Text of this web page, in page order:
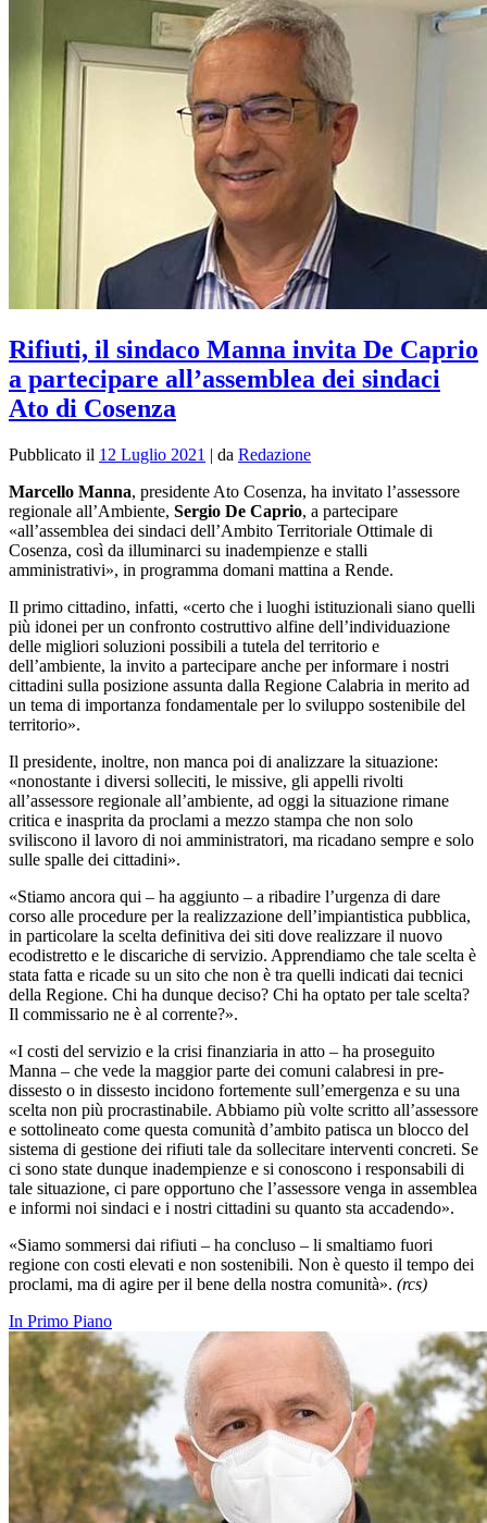
Rifiuti, il sindaco Manna invita De Caprio
a partecipare all’assemblea dei sindaci
Ato di Cosenza
Pubblicato il 12 Luglio 2021 | da Redazione
Marcello Manna, presidente Ato Cosenza, ha invitato l’assessore
regionale all’Ambiente, Sergio De Caprio, a partecipare
«all’assemblea dei sindaci dell’Ambito Territoriale Ottimale di
Cosenza, così da illuminarci su inadempienze e stalli
amministrativi», in programma domani mattina a Rende.
Il primo cittadino, infatti, «certo che i luoghi istituzionali siano quelli
più idonei per un confronto costruttivo alfine dell’individuazione
delle migliori soluzioni possibili a tutela del territorio e
dell’ambiente, la invito a partecipare anche per informare i nostri
cittadini sulla posizione assunta dalla Regione Calabria in merito ad
un tema di importanza fondamentale per lo sviluppo sostenibile del
territorio».
Il presidente, inoltre, non manca poi di analizzare la situazione:
«nonostante i diversi solleciti, le missive, gli appelli rivolti
all’assessore regionale all’ambiente, ad oggi la situazione rimane
critica e inasprita da proclami a mezzo stampa che non solo
sviliscono il lavoro di noi amministratori, ma ricadano sempre e solo
sulle spalle dei cittadini».
«Stiamo ancora qui – ha aggiunto – a ribadire l’urgenza di dare
corso alle procedure per la realizzazione dell’impiantistica pubblica,
in particolare la scelta definitiva dei siti dove realizzare il nuovo
ecodistretto e le discariche di servizio. Apprendiamo che tale scelta è
stata fatta e ricade su un sito che non è tra quelli indicati dai tecnici
della Regione. Chi ha dunque deciso? Chi ha optato per tale scelta?
Il commissario ne è al corrente?».
«I costi del servizio e la crisi finanziaria in atto – ha proseguito
Manna – che vede la maggior parte dei comuni calabresi in pre-
dissesto o in dissesto incidono fortemente sull’emergenza e su una
scelta non più procrastinabile. Abbiamo più volte scritto all’assessore
e sottolineato come questa comunità d’ambito patisca un blocco del
sistema di gestione dei rifiuti tale da sollecitare interventi concreti. Se
ci sono state dunque inadempienze e si conoscono i responsabili di
tale situazione, ci pare opportuno che l’assessore venga in assemblea
e informi noi sindaci e i nostri cittadini su quanto sta accadendo».
«Siamo sommersi dai rifiuti – ha concluso – li smaltiamo fuori
regione con costi elevati e non sostenibili. Non è questo il tempo dei
proclami, ma di agire per il bene della nostra comunità». (rcs)
In Primo Piano